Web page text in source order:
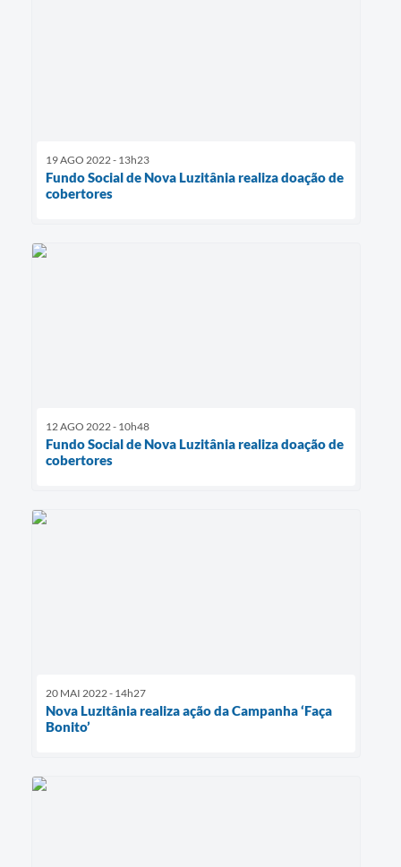
19 AGO 2022 - 13h23
Fundo Social de Nova Luzitânia realiza doação de
cobertores
12 AGO 2022 - 10h48
Fundo Social de Nova Luzitânia realiza doação de
cobertores
20 MAI 2022 - 14h27
Nova Luzitânia realiza ação da Campanha ‘Faça
Bonito’